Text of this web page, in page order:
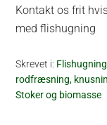
Kontakt os frit
med flishugning
Skrevet i: Flishugning
rodfræsning,
Stoker og biomasse